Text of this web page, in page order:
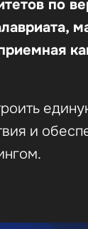
по
и